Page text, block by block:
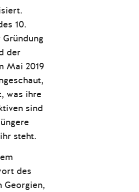
10.
der
Mai 2019
was ihre
sind
steht.
des
Georgien,